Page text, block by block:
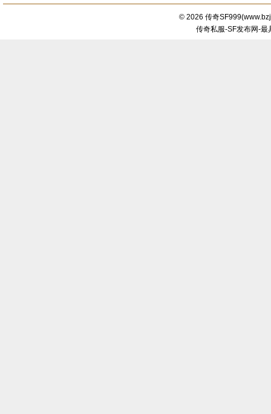
© 2026 传奇SF999(
传奇私服-SF发布网-最